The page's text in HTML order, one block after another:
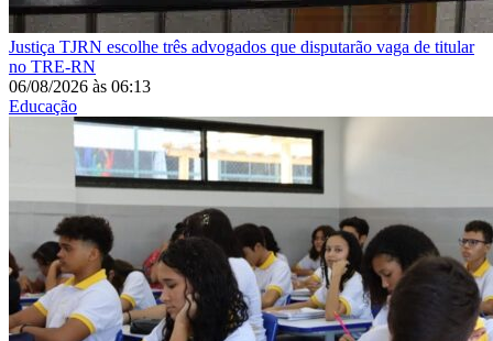
Justiça TJRN escolhe três advogados que disputarão vaga de titular
no TRE-RN
06/08/2026 às 06:13
Educação